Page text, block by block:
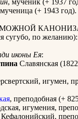
, мученик (+ 1937
(+ 1943 год).
по желанию):
иконы Ея:
Славянская
игумен,
, преподобная (+
игумения,